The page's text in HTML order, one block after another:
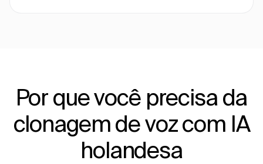
Por que você precisa da
clonagem de voz com IA
holandesa